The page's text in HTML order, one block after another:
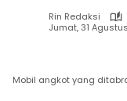
Rin Redaksi
Jumat, 31
Mobil angkot yang